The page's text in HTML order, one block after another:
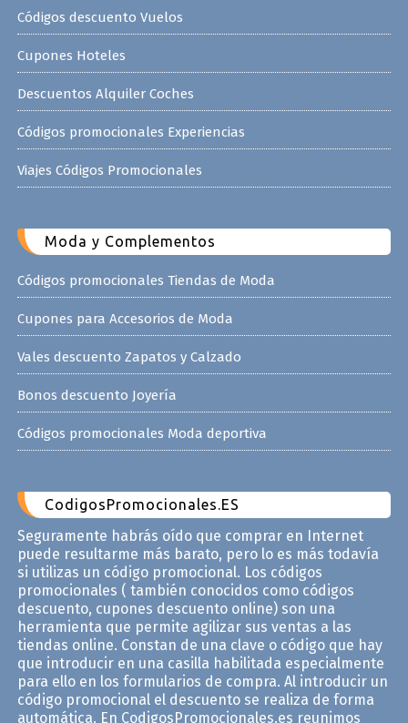
Códigos descuento Vuelos
Cupones Hoteles
Descuentos Alquiler Coches
Códigos promocionales Experiencias
Viajes Códigos Promocionales
Moda y Complementos
Códigos promocionales Tiendas de Moda
Cupones para Accesorios de Moda
Vales descuento Zapatos y Calzado
Bonos descuento Joyería
Códigos promocionales Moda deportiva
CodigosPromocionales.ES
Seguramente habrás oído que comprar en Internet
puede resultarme más barato, pero lo es más todavía
si utilizas un código promocional. Los códigos
promocionales ( también conocidos como códigos
descuento, cupones descuento online) son una
herramienta que permite agilizar sus ventas a las
tiendas online. Constan de una clave o código que hay
que introducir en una casilla habilitada especialmente
para ello en los formularios de compra. Al introducir un
código promocional el descuento se realiza de forma
automática. En CodigosPromocionales.es reunimos